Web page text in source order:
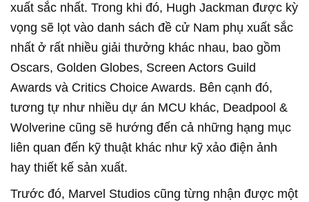
xuất sắc nhất. Trong khi đó, Hugh Jackman được kỳ
vọng sẽ lọt vào danh sách đề cử Nam phụ xuất sắc
nhất ở rất nhiều giải thưởng khác nhau, bao gồm
Oscars, Golden Globes, Screen Actors Guild
Awards và Critics Choice Awards. Bên cạnh đó,
tương tự như nhiều dự án MCU khác, Deadpool &
Wolverine cũng sẽ hướng đến cả những hạng mục
liên quan đến kỹ thuật khác như kỹ xảo điện ảnh
hay thiết kế sản xuất.
Trước đó, Marvel Studios cũng từng nhận được một